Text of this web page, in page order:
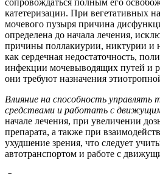
сопровождаться полным его
катетеризации. При вегетативных
мочевого пузыря причина
определена до начала лечения,
причины поллакиурии, никтурии и
как сердечная недостаточность,
инфекции мочевыводящих путей и
они требуют назначения
Влияние на способность
средствами и работать с
начале лечения, при увеличении
препарата, а также при
ухудшение зрения, что следует
автотранспортом и работе с